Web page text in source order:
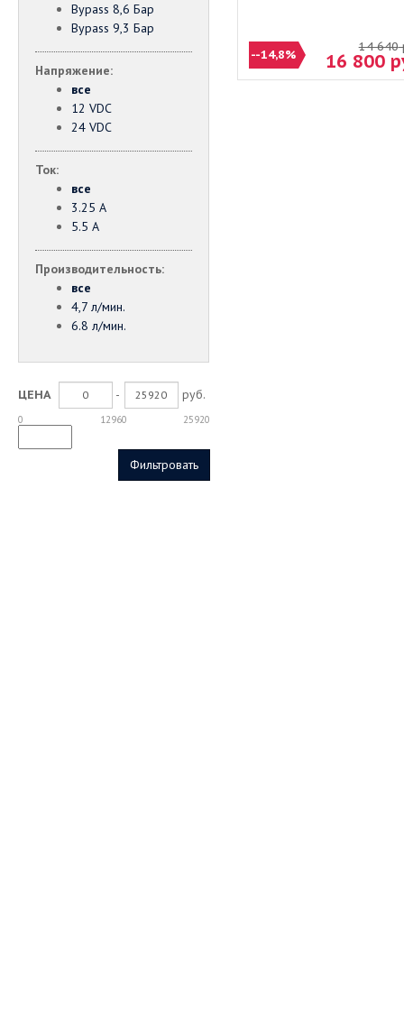
Bypass 8,6 Бар
Bypass 9,3 Бар
Напряжение:
все
12 VDC
24 VDC
Ток:
все
3.25 А
5.5 А
Производительность:
все
4,7 л/мин.
6.8 л/мин.
ЦЕНА - руб.
0 12960 25920
--14,8%
14 640
16 800